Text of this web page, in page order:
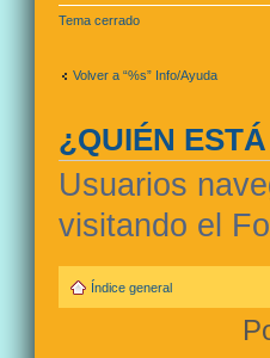
Tema cerrado
Volver a “%s” Info/Ayuda
¿QUIÉN
Usuarios
visitando el
Índice general